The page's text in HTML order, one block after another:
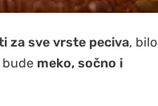
za sve vrste peciva, bilo
bude meko, sočno i